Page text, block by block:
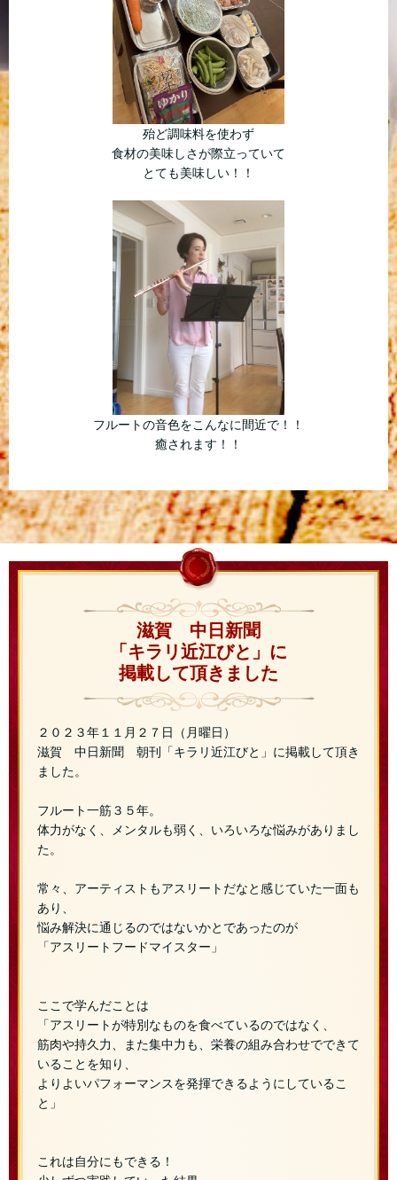
殆ど調味料を使わず
食材の美味しさが際立っていて
とても美味しい！！
フルートの音色をこんなに間近で！！
癒されます！！
滋賀 中日新聞
「キラリ近江びと」に
掲載して頂きました
２０２３年１１月２７日（月曜日）
滋賀 中日新聞 朝刊「キラリ近江びと」に掲載して頂き
ました。
フルート一筋３５年。
体力がなく、メンタルも弱く、いろいろな悩みがありまし
た。
常々、アーティストもアスリートだなと感じていた一面も
あり、
悩み解決に通じるのではないかとであったのが
「アスリートフードマイスター」
ここで学んだことは
「アスリートが特別なものを食べているのではなく、
筋肉や持久力、また集中力も、栄養の組み合わせでできて
いることを知り、
よりよいパフォーマンスを発揮できるようにしているこ
と」
これは自分にもできる！